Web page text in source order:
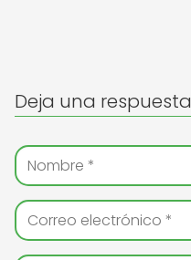
Deja una respuesta